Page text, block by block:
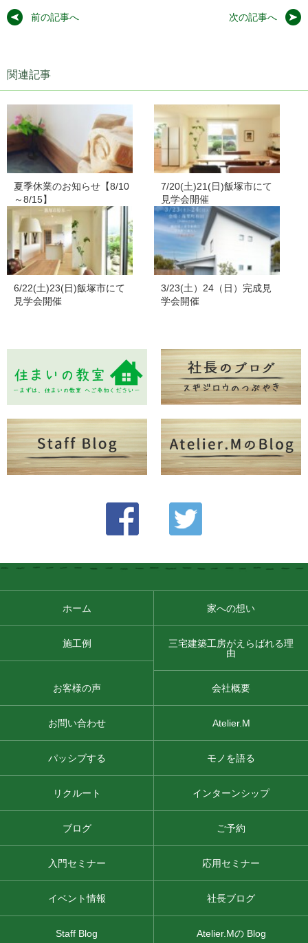
前の記事へ 次の記事へ
関連記事
夏季休業のお知らせ【8/10
～8/15】
7/20(土)21(日)飯塚市にて
見学会開催
6/22(土)23(日)飯塚市にて
見学会開催
3/23(土）24（日）完成見
学会開催
ホーム 家への想い
施工例
三宅建築工房がえらばれる理
由
お客様の声 会社概要
お問い合わせ Atelier.M
パッシブする モノを語る
リクルート インターンシップ
ブログ ご予約
入門セミナー 応用セミナー
イベント情報 社長ブログ
Staff Blog Atelier.Mの Blog